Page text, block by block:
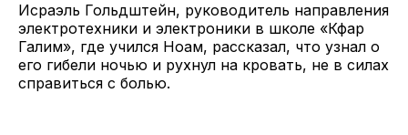
Исраэль Гольдштейн, руководитель направления
электротехники и электроники в школе «Кфар
Галим», где учился Ноам, рассказал, что узнал о
его гибели ночью и рухнул на кровать, не в силах
справиться с болью.